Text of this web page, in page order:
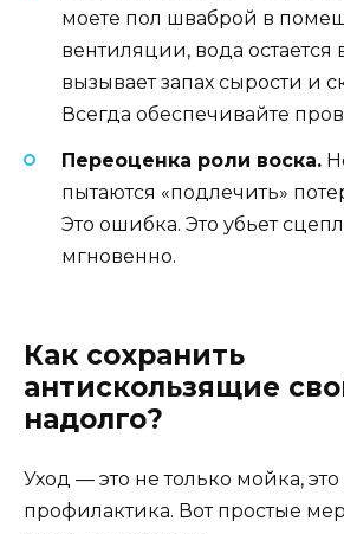
моете пол шваброй в
вентиляции, вода остается
вызывает запах сырости и
Всегда обеспечивайте
Переоценка роли воска.
пытаются «подлечить»
Это ошибка. Это убьет
мгновенно.
Как сохранить
антискользящие
надолго?
Уход — это не только мойка, это
профилактика. Вот простые